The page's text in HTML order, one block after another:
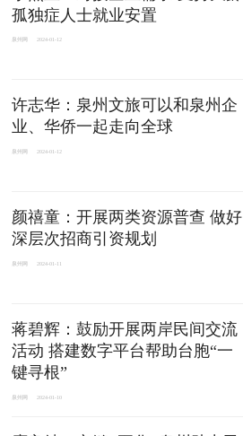
孤独症人士就业安置
泉州网 2024-01-12
许志华：泉州文旅可以和泉州企
业、华侨一起走向全球
泉州网 2024-01-12
颜禧童：开展两类资源普查 做好
深层次招商引资规划
泉州网 2024-01-11
蒋碧辉：鼓励开展两岸民间交流
活动 搭建数字平台帮助台胞“一
键寻根”
泉州网 2024-01-10